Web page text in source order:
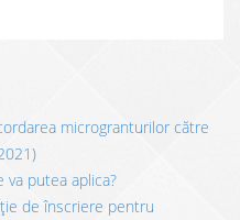
microgranturilor către
va putea aplica?
de înscriere pentru